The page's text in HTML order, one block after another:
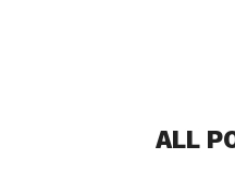
ALL